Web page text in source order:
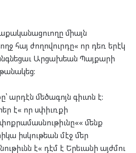
միայն
հայ ժողովուրդը« որ դեռ երէկ
Արցախեան Պայքարի
մեծագոյն գիւտն է:
է« որ սփիւռքի
մենք
իսկութեան մէջ մեր
է« դէմ է Երեւանի այժմու